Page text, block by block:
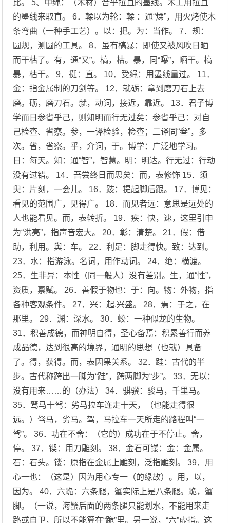
比。 5、中绳：（木材）合乎拉直的墨线。木工用拉直
的墨线来取直。 6．輮以为轮：輮 ：通“煣”，用火烤使木
条弯曲（一种手工艺）。以：把。为：当作。 7．规：
圆规，测圆的工具。 8．虽有槁暴：即使又被风吹日晒
而干枯了。有，通“又”。槁，枯。暴，同“曝”，晒干。槁
暴，枯干。 9．挺：直。 10．受绳：用墨线量过。 11．
金：指金属制的刀剑等。 12．就砺：拿到磨刀石上去
磨。砺，磨刀石。就，动词，接近，靠近。 13．君子博
学而日参省乎己，则知明而行无过矣：参省乎己：对自
己检查、省察。参，一译检验，检查；二译同“叁”，多
次。省，省察。乎，介词，于。博学：广泛地学习。
日：每天。知：通“智”，智慧。明：明达。行无过：行动
没有过错。 14．吾尝终日而思矣：而，表修饰 15．须
臾：片刻，一会儿。 16．跂：提起脚后跟。 17．博见：
看见的范围广，见得广。 18．而见者远：意思是远处的
人也能看见。而，表转折。 19．疾：快，速，这里引申
为“洪亮”，指声音宏大。 20．彰：清楚。 21．假：借
助，利用。舆：车。 22．利足：脚走得快。致：达到。
23．水：指游泳。名词，用作动词。 24．绝：横渡。
25．生非异：本性（同一般人）没有差别。生，通“性”，
资质，禀赋。 26．善假于物也：于：向。物：外物，指
各种客观条件。 27．兴：起,兴盛。 28．焉：于之，在
那里。 29．渊：深水。 30．蛟：一种似龙的生物。
31．积善成德，而神明自得，圣心备焉：积累善行而养
成品德，达到很高的境界，通明的思想（也就）具备
了。得，获得。而，表因果关系。 32．跬：古代的半
步。古代称跨出一脚为“跬”，跨两脚为“步”。 33．无以：
没有用来……的（办法） 34．骐骥：骏马，千里马。
35．驽马十驾：劣马拉车连走十天，（也能走得很
远。）驽马，劣马。驾，马拉车一天所走的路程叫“一
驾”。 36．功在不舍：（它的）成功在于不停止。舍，
停。 37．锲：用刀雕刻。 38．金石可镂：金：金属。
石：石头。镂：原指在金属上雕刻，泛指雕刻。 39．用
心一也：（这是）因为用心专一（的缘故）。用，以，
因为。 40．六跪：六条腿，蟹实际上是八条腿。跪，蟹
脚。（一说，海蟹后面的两条腿只能划水，不能用来走
路或自卫，所以不能算在“跪”里。另一说，“六”虚指。这